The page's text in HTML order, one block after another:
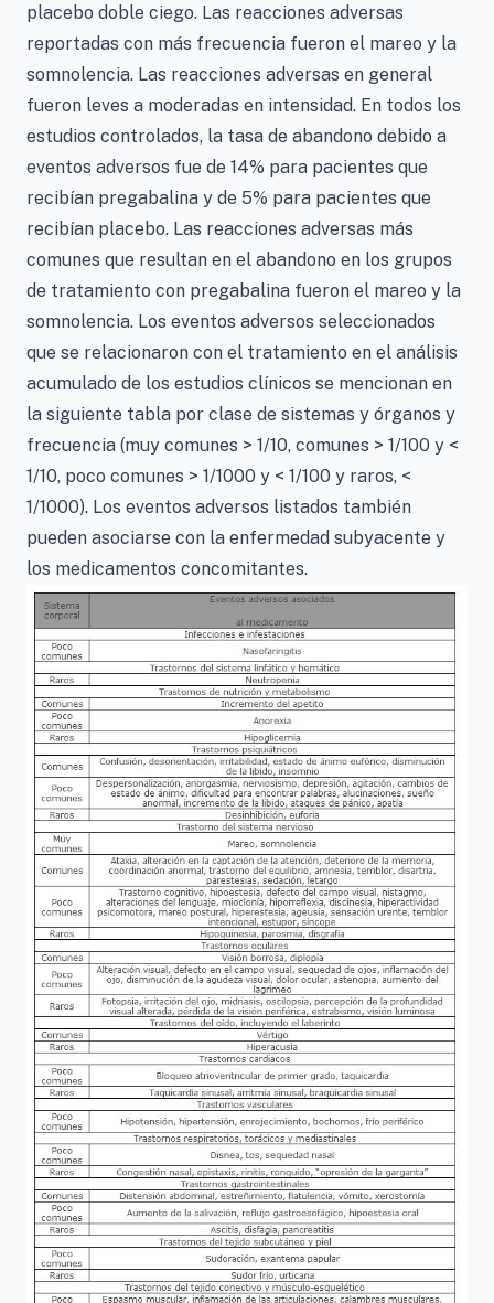
placebo doble ciego. Las reacciones adversas
reportadas con más frecuencia fueron el mareo y la
somnolencia. Las reacciones adversas en general
fueron leves a moderadas en intensidad. En todos los
estudios controlados, la tasa de abandono debido a
eventos adversos fue de 14% para pacientes que
recibían pregabalina y de 5% para pacientes que
recibían placebo. Las reacciones adversas más
comunes que resultan en el abandono en los grupos
de tratamiento con pregabalina fueron el mareo y la
somnolencia. Los eventos adversos seleccionados
que se relacionaron con el tratamiento en el análisis
acumulado de los estudios clínicos se mencionan en
la siguiente tabla por clase de sistemas y órganos y
frecuencia (muy comunes > 1/10, comunes > 1/100 y <
1/10, poco comunes > 1/1000 y < 1/100 y raros, <
1/1000). Los eventos adversos listados también
pueden asociarse con la enfermedad subyacente y
los medicamentos concomitantes.